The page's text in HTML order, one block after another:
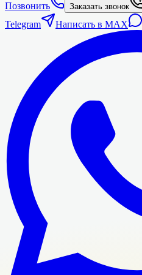
Позвонить Заказать звонок
Telegram
Написать в MAX